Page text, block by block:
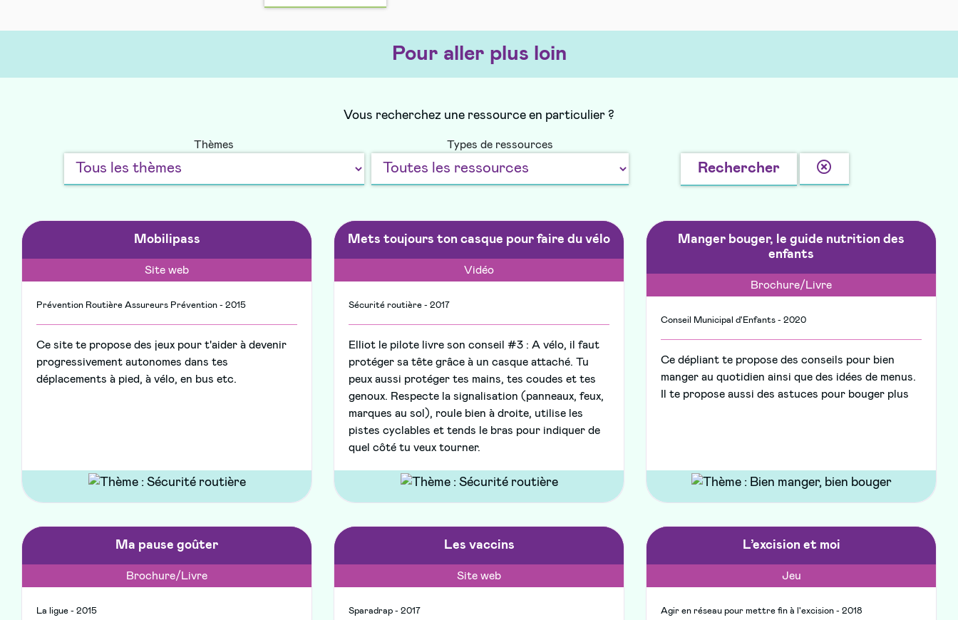
Pour aller plus loin
Vous recherchez une ressource en particulier ?
Thèmes Types de ressources
Rechercher
la
Mobilipass
Site web
Prévention Routière Assureurs Prévention - 2015
Ce site te propose des jeux pour t'aider à devenir
progressivement autonomes dans tes
déplacements à pied, à vélo, en bus etc.
Mets toujours ton casque pour faire du vélo
Vidéo
Sécurité routière - 2017
Elliot le pilote livre son conseil #3 : A vélo, il faut
protéger sa tête grâce à un casque attaché. Tu
peux aussi protéger tes mains, tes coudes et tes
genoux. Respecte la signalisation (panneaux, feux,
marques au sol), roule bien à droite, utilise les
pistes cyclables et tends le bras pour indiquer de
quel côté tu veux tourner.
Manger bouger, le guide nutrition des
enfants
Brochure/Livre
Conseil Municipal d'Enfants - 2020
Ce dépliant te propose des conseils pour bien
manger au quotidien ainsi que des idées de menus.
Il te propose aussi des astuces pour bouger plus
Ma pause goûter
Brochure/Livre
La ligue - 2015
Les vaccins
Site web
Sparadrap - 2017
L’excision et moi
Jeu
Agir en réseau pour mettre fin à l'excision - 2018